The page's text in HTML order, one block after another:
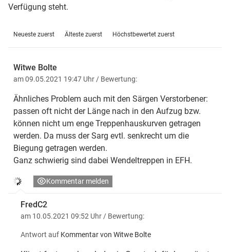
Verfügung steht.
Neueste zuerst Älteste zuerst Höchstbewertet zuerst
Witwe Bolte
am 09.05.2021 19:47 Uhr / Bewertung:
Ähnliches Problem auch mit den Särgen Verstorbener:
passen oft nicht der Länge nach in den Aufzug bzw.
können nicht um enge Treppenhauskurven getragen
werden. Da muss der Sarg evtl. senkrecht um die
Biegung getragen werden.
Ganz schwierig sind dabei Wendeltreppen in EFH.
Kommentar melden
FredC2
am 10.05.2021 09:52 Uhr / Bewertung:
Antwort auf Kommentar von Witwe Bolte